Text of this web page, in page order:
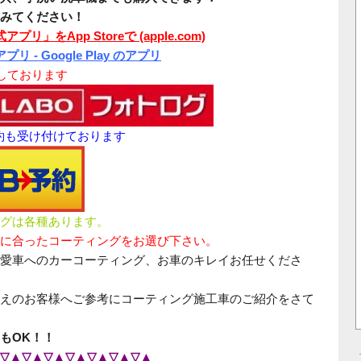
てください！
アプリ」をApp Storeで (apple.com)
リ - Google Play のアプリ
ております
も受け付けております
は各種あります。
合ったコーティングをお選び下さい。
車へのカーコーティング、お車のキレイお任せくださ
のお客様へご参考にコーティング施工車のご紹介をさて
OK！！